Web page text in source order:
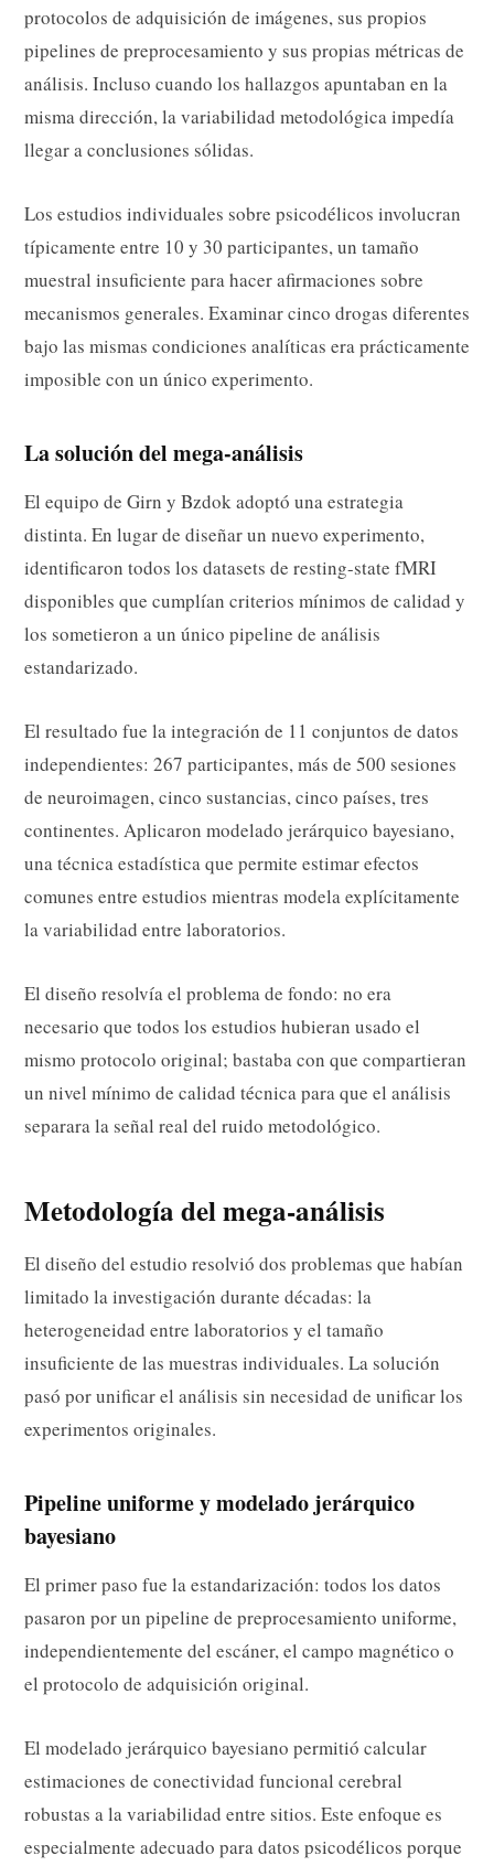
protocolos de adquisición de imágenes, sus propios
pipelines de preprocesamiento y sus propias métricas de
análisis. Incluso cuando los hallazgos apuntaban en la
misma dirección, la variabilidad metodológica impedía
llegar a conclusiones sólidas.
Los estudios individuales sobre psicodélicos involucran
típicamente entre 10 y 30 participantes, un tamaño
muestral insuficiente para hacer afirmaciones sobre
mecanismos generales. Examinar cinco drogas diferentes
bajo las mismas condiciones analíticas era prácticamente
imposible con un único experimento.
La solución del mega-análisis
El equipo de Girn y Bzdok adoptó una estrategia
distinta. En lugar de diseñar un nuevo experimento,
identificaron todos los datasets de resting-state fMRI
disponibles que cumplían criterios mínimos de calidad y
los sometieron a un único pipeline de análisis
estandarizado.
El resultado fue la integración de 11 conjuntos de datos
independientes: 267 participantes, más de 500 sesiones
de neuroimagen, cinco sustancias, cinco países, tres
continentes. Aplicaron modelado jerárquico bayesiano,
una técnica estadística que permite estimar efectos
comunes entre estudios mientras modela explícitamente
la variabilidad entre laboratorios.
El diseño resolvía el problema de fondo: no era
necesario que todos los estudios hubieran usado el
mismo protocolo original; bastaba con que compartieran
un nivel mínimo de calidad técnica para que el análisis
separara la señal real del ruido metodológico.
Metodología del mega-análisis
El diseño del estudio resolvió dos problemas que habían
limitado la investigación durante décadas: la
heterogeneidad entre laboratorios y el tamaño
insuficiente de las muestras individuales. La solución
pasó por unificar el análisis sin necesidad de unificar los
experimentos originales.
Pipeline uniforme y modelado jerárquico
bayesiano
El primer paso fue la estandarización: todos los datos
pasaron por un pipeline de preprocesamiento uniforme,
independientemente del escáner, el campo magnético o
el protocolo de adquisición original.
El modelado jerárquico bayesiano permitió calcular
estimaciones de conectividad funcional cerebral
robustas a la variabilidad entre sitios. Este enfoque es
especialmente adecuado para datos psicodélicos porque